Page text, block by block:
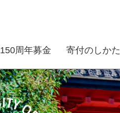
150周年募金 寄付のしかた